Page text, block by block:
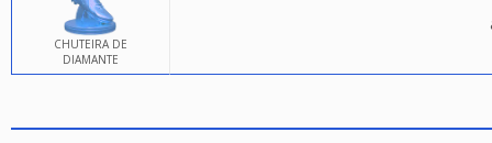
CHUTEIRA DE
DIAMANTE